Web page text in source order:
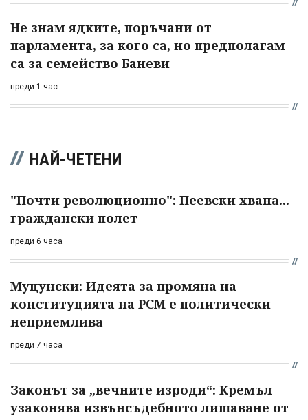
Не знам ядките, поръчани от
парламента, за кого са, но предполагам
са за семейство Баневи
преди 1 час
НАЙ-ЧЕТЕНИ
"Почти революционно": Пеевски хвана...
граждански полет
преди 6 часа
Муцунски: Идеята за промяна на
конституцията на РСМ е политически
неприемлива
преди 7 часа
Законът за „вечните изроди“: Кремъл
узаконява извънсъдебното лишаване от